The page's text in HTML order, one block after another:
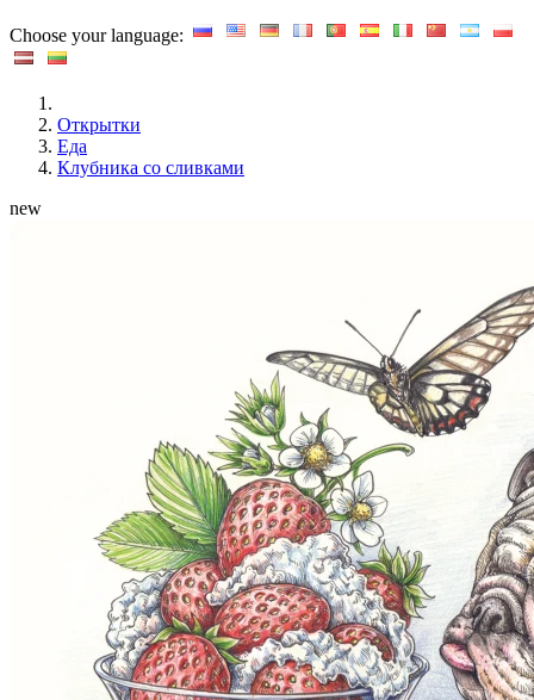
Choose your language:
Открытки
Еда
Клубника со сливками
new